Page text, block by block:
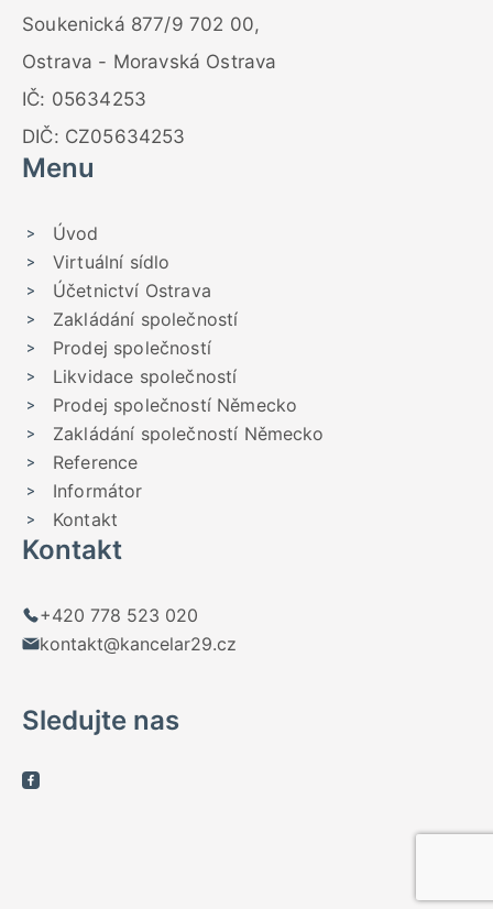
Soukenická 877/9 702 00,
Ostrava - Moravská Ostrava
IČ: 05634253
DIČ: CZ05634253
Menu
Úvod
Virtuální sídlo
Účetnictví Ostrava
Zakládání společností
Prodej společností
Likvidace společností
Prodej společností Německo
Zakládání společností Německo
Reference
Informátor
Kontakt
Kontakt
+420 778 523 020
kontakt@kancelar29.cz
Sledujte nas